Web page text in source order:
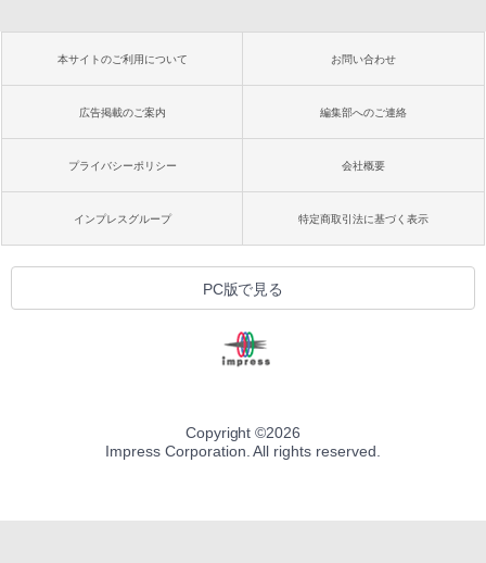
本サイトのご利用について お問い合わせ
広告掲載のご案内 編集部へのご連絡
プライバシーポリシー 会社概要
インプレスグループ 特定商取引法に基づく表示
PC版で見る
Copyright ©2026
Impress Corporation. All rights reserved.